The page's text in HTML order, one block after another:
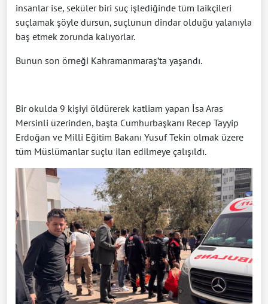
insanlar ise, seküler biri suç işlediğinde tüm laikçileri
suçlamak şöyle dursun, suçlunun dindar olduğu yalanıyla
baş etmek zorunda kalıyorlar.
Bunun son örneği Kahramanmaraş’ta yaşandı.
Bir okulda 9 kişiyi öldürerek katliam yapan İsa Aras
Mersinli üzerinden, başta Cumhurbaşkanı Recep Tayyip
Erdoğan ve Milli Eğitim Bakanı Yusuf Tekin olmak üzere
tüm Müslümanlar suçlu ilan edilmeye çalışıldı.